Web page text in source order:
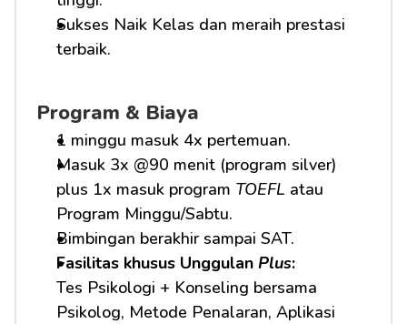
Sukses Naik Kelas dan meraih prestasi
terbaik.
Program & Biaya
1 minggu masuk 4x pertemuan.
Masuk 3x @90 menit (program silver)
plus 1x masuk program TOEFL atau
Program Minggu/Sabtu.
Bimbingan berakhir sampai SAT.
Fasilitas khusus Unggulan Plus:
Tes Psikologi + Konseling bersama
Psikolog, Metode Penalaran, Aplikasi